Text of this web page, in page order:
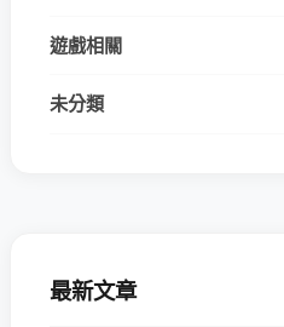
遊戲相關
未分類
最新文章